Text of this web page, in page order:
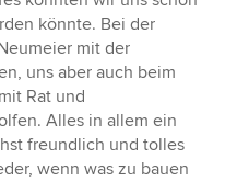
könnte. Bei der
mit der
uns aber auch beim
Rat und
Alles in allem ein
freundlich und tolles
wenn was zu bauen